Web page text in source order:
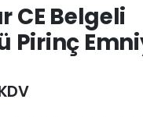
CE Belgeli
Pirinç